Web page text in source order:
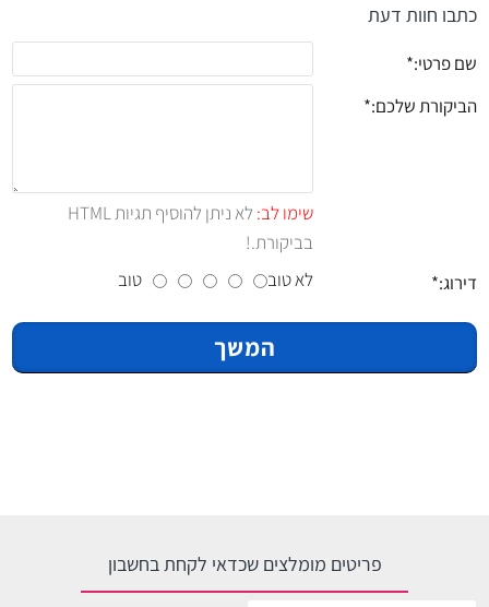
כתבו חוות דעת
שם פרטי:
הביקורת שלכם:
שימו לב:
לא ניתן להוסיף תגיות HTML
בביקורת.!
דירוג:
לא טוב טוב
המשך
פריטים מומלצים שכדאי לקחת בחשבון